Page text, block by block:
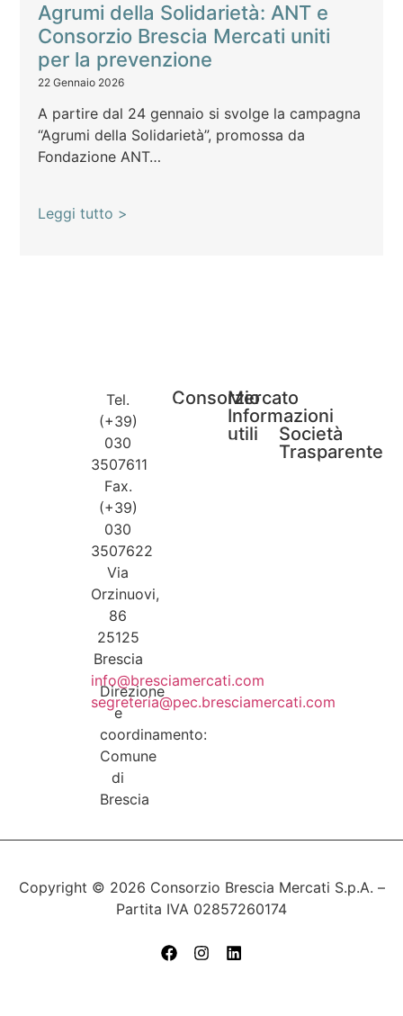
Agrumi della Solidarietà: ANT e
Consorzio Brescia Mercati uniti
per la prevenzione
22 Gennaio 2026
A partire dal 24 gennaio si svolge la campagna
“Agrumi della Solidarietà”, promossa da
Fondazione ANT…
Leggi tutto >
Tel.
(+39)
030
3507611
Fax.
(+39)
030
3507622
Via
Orzinuovi,
86
25125
Brescia
info@bresciamercati.com
segreteria@pec.bresciamercati.com
Direzione
e
coordinamento:
Comune
di
Brescia
Consorzio
Compagine
societaria
Mercato
Informazioni
utili
Fornitori
Società
Trasparente
Accessibilità
Copyright © 2026 Consorzio Brescia Mercati S.p.A. –
Partita IVA 02857260174